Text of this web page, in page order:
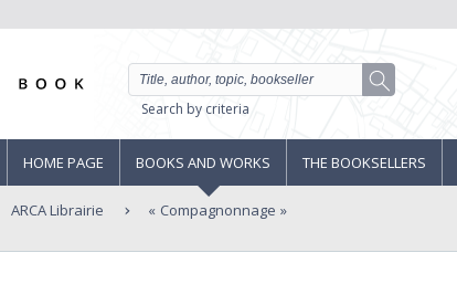
Search by criteria
HOME PAGE BOOKS AND WORKS THE BOOKSELLERS
ARCA Librairie Compagnonnage